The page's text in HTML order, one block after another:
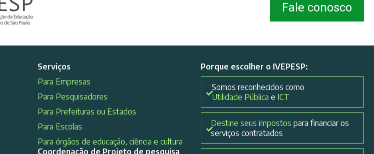
Fale conosco
Serviços
Para Empresas
Para Pesquisadores
Para Prefeituras ou Estados
Para Escolas
Para órgãos de educação, ciência e cultura
Coordenação de Projeto de pesquisa
Porque escolher o IVEPESP:
Somos reconhecidos como
Utilidade Pública e ICT
Destine seus impostos para financiar os
serviços contratados